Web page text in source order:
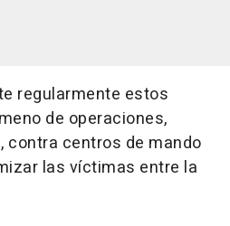
regularmente estos
de operaciones,
contra centros de mando
las víctimas entre la